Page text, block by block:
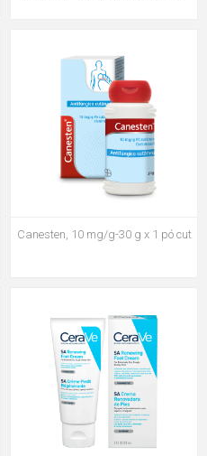
Canesten, 10 mg/g-30 g x 1 pó cut